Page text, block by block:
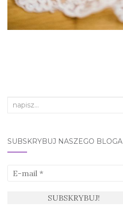
Search
SUBSKRYBUJ NASZEGO BLOGA